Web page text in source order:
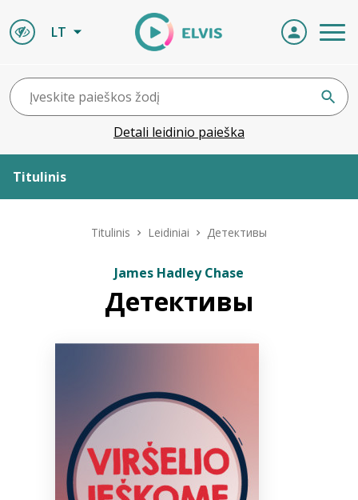
LT
Detali leidinio paieška
Titulinis
ELVIS atvyksta
Titulinis Leidiniai Детективы
James Hadley Chase
Детективы